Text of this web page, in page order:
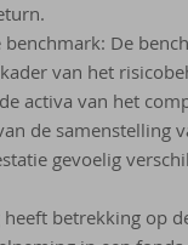
benchmark: De
van het
activa van het
de samenstelling
gevoelig
heeft betrekking op